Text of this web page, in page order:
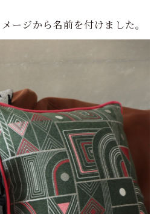
ージから名前を付けました。